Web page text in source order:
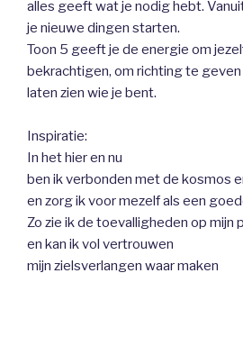
alles geeft wat je nodig hebt.
je nieuwe dingen starten.
Toon 5 geeft je de energie om
bekrachtigen, om richting te geven
laten zien wie je bent.
Inspiratie:
In het hier en nu
ben ik verbonden met de kosmos
en zorg ik voor mezelf als een
Zo zie ik de toevalligheden op mijn
en kan ik vol vertrouwen
mijn zielsverlangen waar maken